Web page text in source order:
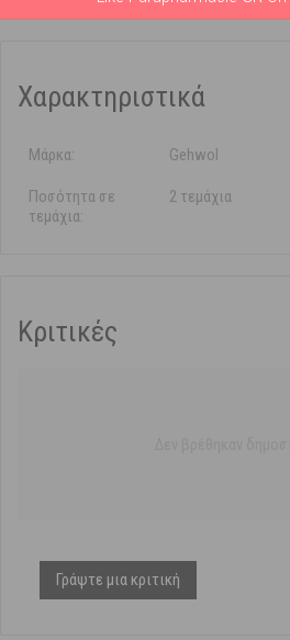
Χαρακτηριστικά
Μάρκα: Gehwol
Ποσότητα σε
τεμάχια:
2 τεμάχια
Κριτικές
Γράψτε μια κριτική